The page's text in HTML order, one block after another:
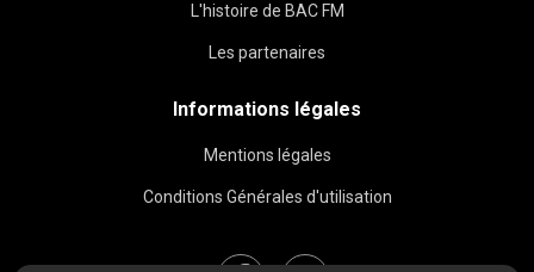
L'histoire de BAC FM
Les partenaires
Informations légales
Mentions légales
Conditions Générales d'utilisation